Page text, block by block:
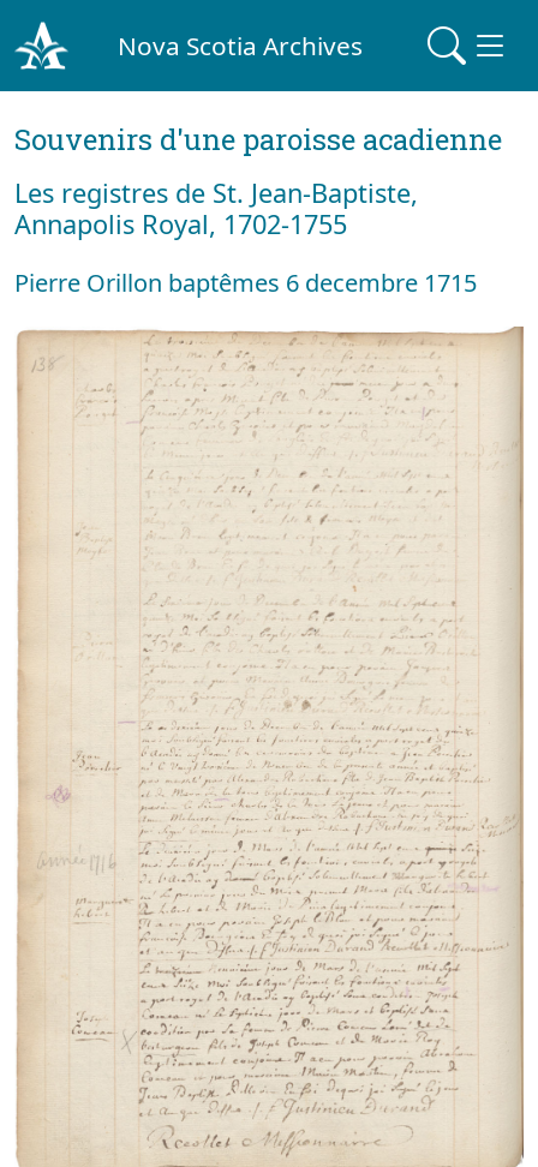
Nova Scotia Archives
Souvenirs d'une paroisse acadienne
Les registres de St. Jean-Baptiste,
Annapolis Royal, 1702-1755
Pierre Orillon baptêmes 6 decembre 1715